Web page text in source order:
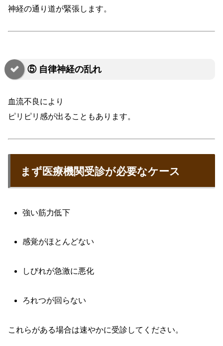
神経の通り道が緊張します。
⑤ 自律神経の乱れ
血流不良により
ピリピリ感が出ることもあります。
まず医療機関受診が必要なケース
強い筋力低下
感覚がほとんどない
しびれが急激に悪化
ろれつが回らない
これらがある場合は速やかに受診してください。